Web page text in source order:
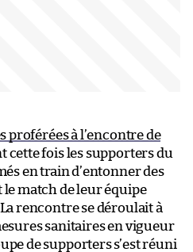
proférées à l’encontre de
cette fois les supporters du
en train d’entonner des
match de leur équipe
rencontre se déroulait à
sanitaires en vigueur
de supporters s’est réuni